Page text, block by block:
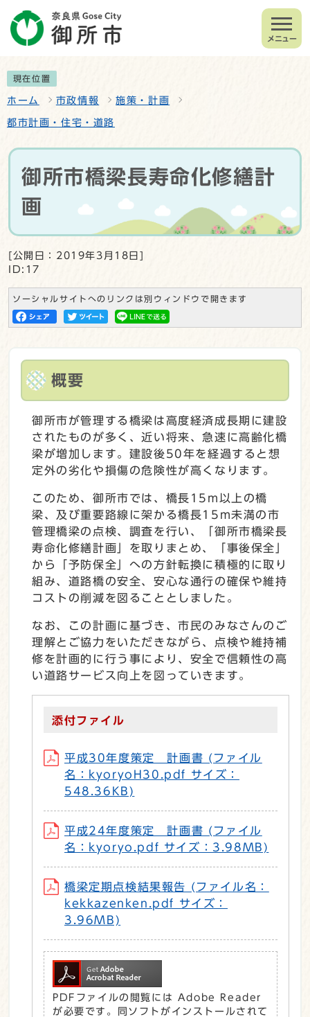
メニュー
現在位置
ホーム 市政情報 施策・計画
都市計画・住宅・道路
御所市橋梁長寿命化修繕計
画
[公開日：2019年3月18日]
ID:17
ソーシャルサイトへのリンクは別ウィンドウで開きます
概要
御所市が管理する橋梁は高度経済成長期に建設
されたものが多く、近い将来、急速に高齢化橋
梁が増加します。建設後50年を経過すると想
定外の劣化や損傷の危険性が高くなります。
このため、御所市では、橋長15m以上の橋
梁、及び重要路線に架かる橋長15m未満の市
管理橋梁の点検、調査を行い、「御所市橋梁長
寿命化修繕計画」を取りまとめ、「事後保全」
から「予防保全」への方針転換に積極的に取り
組み、道路橋の安全、安心な通行の確保や維持
コストの削減を図ることとしました。
なお、この計画に基づき、市民のみなさんのご
理解とご協力をいただきながら、点検や維持補
修を計画的に行う事により、安全で信頼性の高
い道路サービス向上を図っていきます。
添付ファイル
平成30年度策定 計画書 (ファイル
名：kyoryoH30.pdf サイズ：
548.36KB)
平成24年度策定 計画書 (ファイル
名：kyoryo.pdf サイズ：3.98MB)
橋梁定期点検結果報告 (ファイル名：
kekkazenken.pdf サイズ：
3.96MB)
PDFファイルの閲覧には Adobe Reader
が必要です。同ソフトがインストールされて